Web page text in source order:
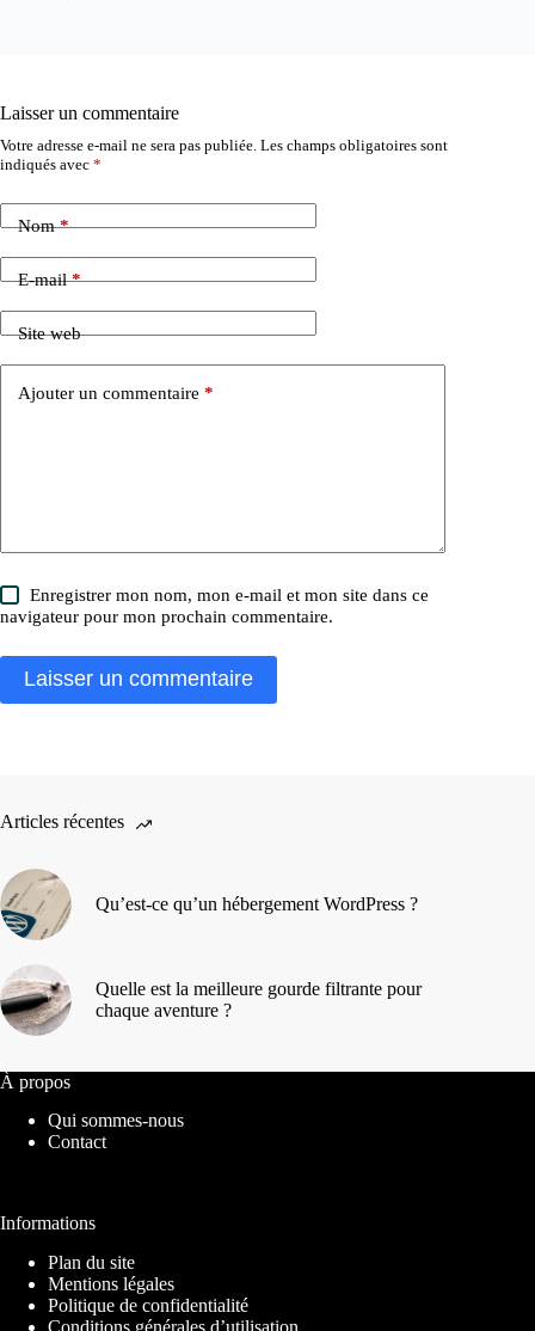
Laisser un commentaire
Votre adresse e-mail ne sera pas publiée. Les champs obligatoires sont
indiqués avec *
Nom*
E-mail*
Site web
Ajouter un commentaire *
Enregistrer mon nom, mon e-mail et mon site dans ce
navigateur pour mon prochain commentaire.
Laisser un commentaire
Articles récentes
Qu’est-ce qu’un hébergement WordPress ?
Quelle est la meilleure gourde filtrante pour
chaque aventure ?
À propos
Qui sommes-nous
Contact
Informations
Plan du site
Mentions légales
Politique de confidentialité